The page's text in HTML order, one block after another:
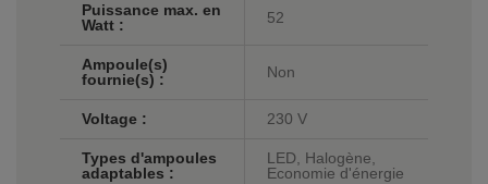
Puissance max. en
Watt :
52
Ampoule(s)
fournie(s) :
Non
Voltage : 230 V
Types d'ampoules
adaptables :
LED, Halogène,
Economie d'énergie